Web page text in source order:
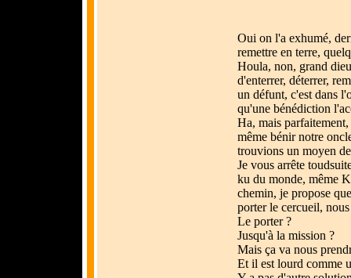
Oui on l'a exhumé,
remettre en terre,
Houla, non, grand
d'enterrer, déterrer,
un défunt, c'est dans
qu'une bénédiction
Ha, mais
même bénir notre
trouvions un moyen
Je vous arrête
ku du monde, même
chemin, je propose
porter le cercueil,
Le porter ?
Jusqu'à la mission ?
Mais ça va nous
Et il est lourd comme